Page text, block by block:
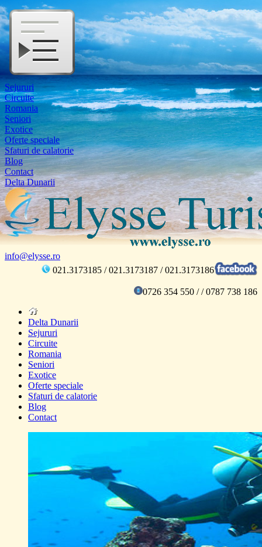
Sejururi
Circuite
Romania
Seniori
Exotice
Oferte speciale
Sfaturi de calatorie
Blog
Contact
Delta Dunarii
info@elysse.ro
021.3173185 / 021.3173187 / 021.3173186
0726 354 550 / / 0787 738 186
Delta Dunarii
Sejururi
Circuite
Romania
Seniori
Exotice
Oferte speciale
Sfaturi de calatorie
Blog
Contact